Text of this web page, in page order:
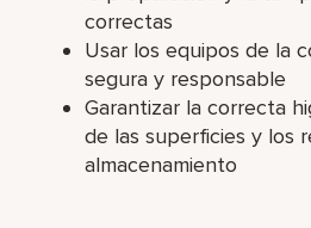
correctas
Usar los equipos de la
segura y responsable
Garantizar la correcta
de las superficies y los
almacenamiento